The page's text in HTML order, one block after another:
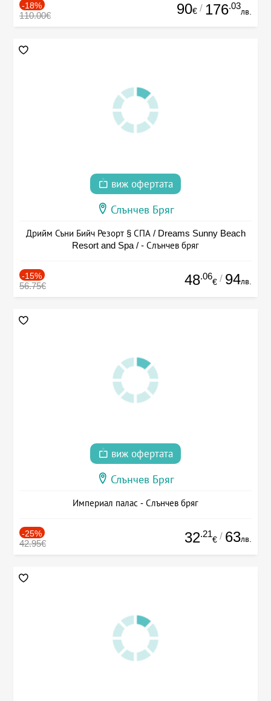
-18%
110.00€ 90€ / 176.03
лв.
виж офертата
Слънчев Бряг
Дрийм Съни Бийч Резорт § СПА / Dreams Sunny Beach
Resort and Spa / - Слънчев бряг
-15%
56.75€ 48.06
€ / 94лв.
виж офертата
Слънчев Бряг
Империал палас - Слънчев бряг
-25%
42.95€ 32.21
€ / 63лв.